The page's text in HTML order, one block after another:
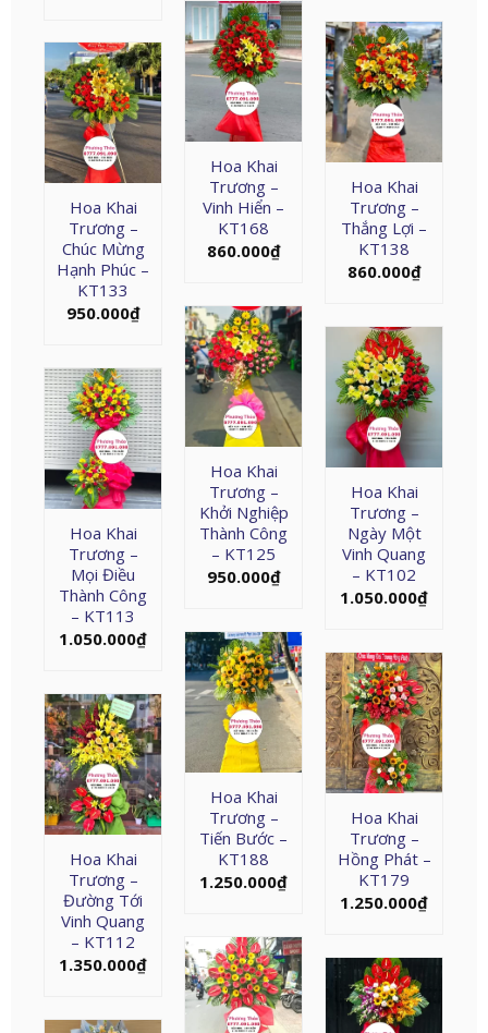
Hoa Khai
Trương –
Vinh Hiển –
KT168
860.000₫
Hoa Khai
Trương –
Thắng Lợi –
KT138
860.000₫
Hoa Khai
Trương –
Chúc Mừng
Hạnh Phúc –
KT133
950.000₫
Hoa Khai
Trương –
Khởi Nghiệp
Thành Công
– KT125
950.000₫
Hoa Khai
Trương –
Ngày Một
Vinh Quang
– KT102
1.050.000₫
Hoa Khai
Trương –
Mọi Điều
Thành Công
– KT113
1.050.000₫
Hoa Khai
Trương –
Tiến Bước –
KT188
1.250.000₫
Hoa Khai
Trương –
Hồng Phát –
KT179
1.250.000₫
Hoa Khai
Trương –
Đường Tới
Vinh Quang
– KT112
1.350.000₫